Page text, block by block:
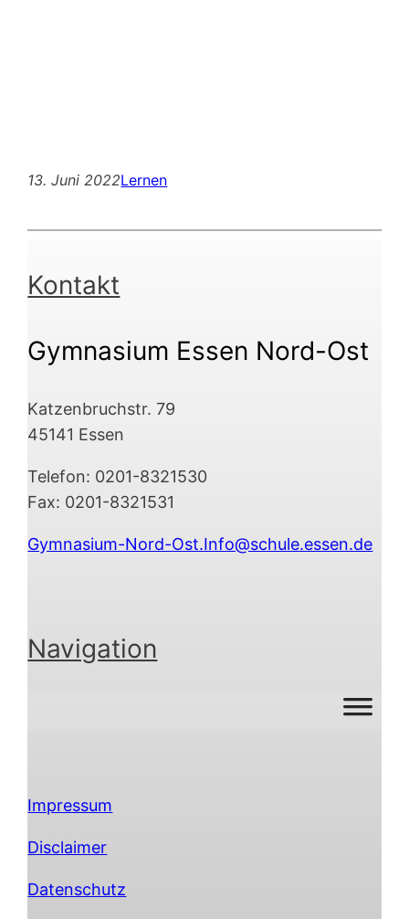
13. Juni 2022Lernen
Kontakt
Gymnasium Essen Nord-Ost
Katzenbruchstr. 79
45141 Essen
Telefon: 0201-8321530
Fax: 0201-8321531
Gymnasium-Nord-Ost.Info@schule.essen.de
Navigation
Impressum
Disclaimer
Datenschutz